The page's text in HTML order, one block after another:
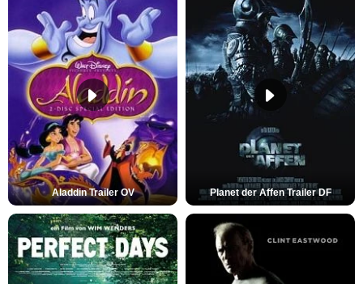
Aladdin Trailer OV Planet der Affen Trailer DF